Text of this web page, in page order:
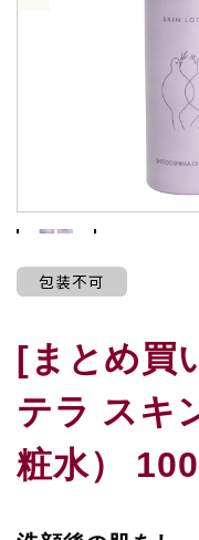
包装不可
[まとめ買
テラ スキ
粧水）